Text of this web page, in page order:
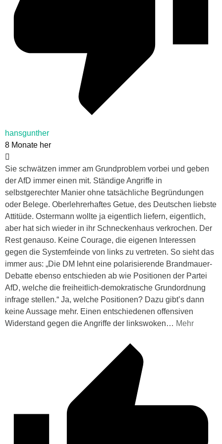
hansgunther
8 Monate her
Sie schwätzen immer am Grundproblem vorbei und geben
der AfD immer einen mit. Ständige Angriffe in
selbstgerechter Manier ohne tatsächliche Begründungen
oder Belege. Oberlehrerhaftes Getue, des Deutschen liebste
Attitüde. Ostermann wollte ja eigentlich liefern, eigentlich,
aber hat sich wieder in ihr Schneckenhaus verkrochen. Der
Rest genauso. Keine Courage, die eigenen Interessen
gegen die Systemfeinde von links zu vertreten. So sieht das
immer aus: „Die DM lehnt eine polarisierende Brandmauer-
Debatte ebenso entschieden ab wie Positionen der Partei
AfD, welche die freiheitlich-demokratische Grundordnung
infrage stellen.“ Ja, welche Positionen? Dazu gibt’s dann
keine Aussage mehr. Einen entschiedenen offensiven
Widerstand gegen die Angriffe der linkswoken… Mehr